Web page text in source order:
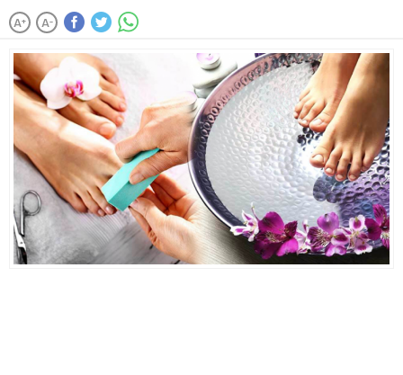
A+ A-